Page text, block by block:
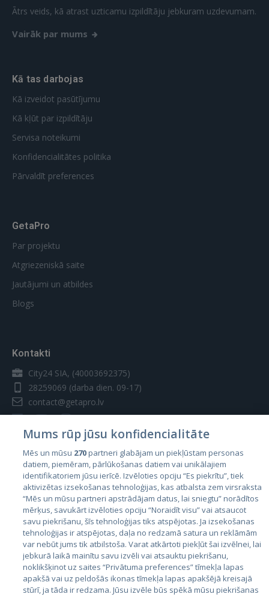
Vēl neesat reģistrējies?
Ātrs veids, kā atrast uzticamu izpildītāju jebkuram uzdevumam.
Vairāk par mums
Kā tas darbojas
Kā izveidot pasūtījumu
Kā kļūt par izpildītāju
Servisa noteikumi
Konfidencialitātes politika
Pārvaldīt preferences
GetaPro
Par projektu
Atgriezeniskā saite
Jautājumi un atbildes
Blogs
Kontakti
City24 SIA, (40003692375)
28259069 (darba dien. 09-17)
contact@getapro.lv
Valstis
Igaunija
Latvija
Lietuva
Mums rūp jūsu konfidencialitāte
Mēs un mūsu 270partneri glabājam un piekļūstam personas
datiem, piemēram, pārlūkošanas datiem vai unikālajiem
identifikatoriem jūsu ierīcē. Izvēloties opciju “Es piekrītu”, tiek
aktivizētas izsekošanas tehnoloģijas, kas atbalsta zem virsraksta
“Mēs un mūsu partneri apstrādājam datus, lai sniegtu” norādītos
mērķus, savukārt izvēloties opciju “Noraidīt visu” vai atsaucot
savu piekrišanu, šīs tehnoloģijas tiks atspējotas. Ja izsekošanas
tehnoloģijas ir atspējotas, daļa no redzamā satura un reklāmām
var nebūt jums tik atbilstoša. Varat atkārtoti piekļūt šai izvēlnei, lai
jebkurā laikā mainītu savu izvēli vai atsauktu piekrišanu,
noklikšķinot uz saites “Privātuma preferences” tīmekļa lapas
apakšā vai uz peldošās ikonas tīmekļa lapas apakšējā kreisajā
stūrī, ja tāda ir redzama. Jūsu izvēle būs spēkā mūsu piekrišanas